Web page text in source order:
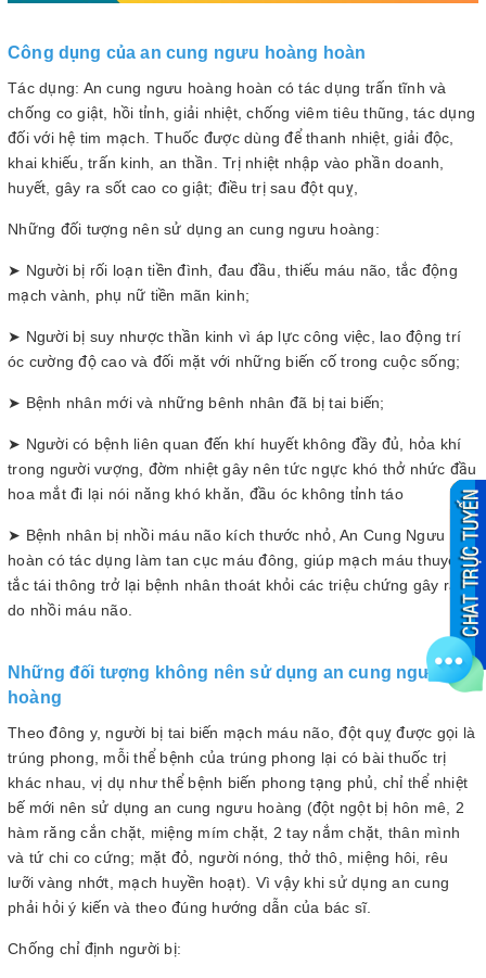
Công dụng của an cung ngưu hoàng hoàn
Tác dụng: An cung ngưu hoàng hoàn có tác dụng trấn tĩnh và
chống co giật, hồi tỉnh, giải nhiệt, chống viêm tiêu thũng, tác dụng
đối với hệ tim mạch. Thuốc được dùng để thanh nhiệt, giải độc,
khai khiếu, trấn kinh, an thần. Trị nhiệt nhập vào phần doanh,
huyết, gây ra sốt cao co giật; điều trị sau đột quỵ,
Những đối tượng nên sử dụng an cung ngưu hoàng:
➤ Người bị rối loạn tiền đình, đau đầu, thiếu máu não, tắc động
mạch vành, phụ nữ tiền mãn kinh;
➤ Người bị suy nhược thần kinh vì áp lực công việc, lao động trí
óc cường độ cao và đối mặt với những biến cố trong cuộc sống;
➤ Bệnh nhân mới và những bênh nhân đã bị tai biến;
➤ Người có bệnh liên quan đến khí huyết không đầy đủ, hỏa khí
trong người vượng, đờm nhiệt gây nên tức ngực khó thở nhức đầu
hoa mắt đi lại nói năng khó khăn, đầu óc không tỉnh táo
➤ Bệnh nhân bị nhồi máu não kích thước nhỏ, An Cung Ngưu
hoàn có tác dụng làm tan cục máu đông, giúp mạch máu thuyên
tắc tái thông trở lại bệnh nhân thoát khỏi các triệu chứng gây ra
do nhồi máu não.
Những đối tượng không nên sử dụng an cung ngưu
hoàng
Theo đông y, người bị tai biến mạch máu não, đột quỵ được gọi là
trúng phong, mỗi thể bệnh của trúng phong lại có bài thuốc trị
khác nhau, vị dụ như thể bệnh biến phong tạng phủ, chỉ thể nhiệt
bế mới nên sử dụng an cung ngưu hoàng (đột ngột bị hôn mê, 2
hàm răng cắn chặt, miệng mím chặt, 2 tay nắm chặt, thân mình
và tứ chi co cứng; mặt đỏ, người nóng, thở thô, miệng hôi, rêu
lưỡi vàng nhớt, mạch huyền hoạt). Vì vậy khi sử dụng an cung
phải hỏi ý kiến và theo đúng hướng dẫn của bác sĩ.
Chống chỉ định người bị: